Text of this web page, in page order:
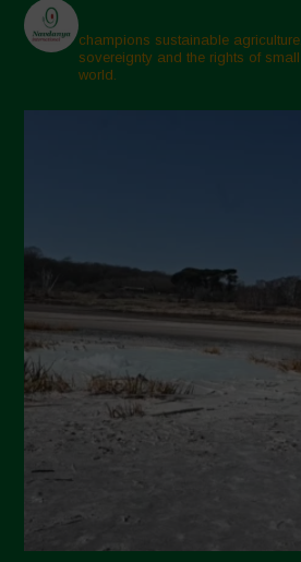
champions sustainable
sovereignty and the rights of
world.